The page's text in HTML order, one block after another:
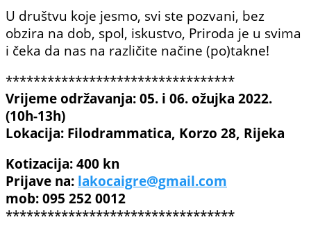
U društvu koje jesmo, svi ste pozvani, bez
obzira na dob, spol, iskustvo, Priroda je u svima
i čeka da nas na različite načine (po)takne!
*********************************
Vrijeme održavanja: 05. i 06. ožujka 2022.
(10h-13h)
Lokacija: Filodrammatica, Korzo 28, Rijeka
Kotizacija: 400 kn
Prijave na: lakocaigre@gmail.com
mob: 095 252 0012
*********************************